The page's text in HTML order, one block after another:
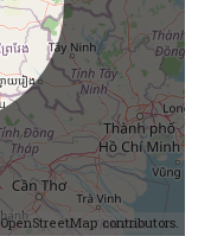
OpenStreetMapcontributors.